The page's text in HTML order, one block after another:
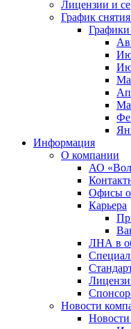
Лицензии и
График
Графики
Информация
О компании
АО
Офисы
Карьера
ЛНА в
Новости